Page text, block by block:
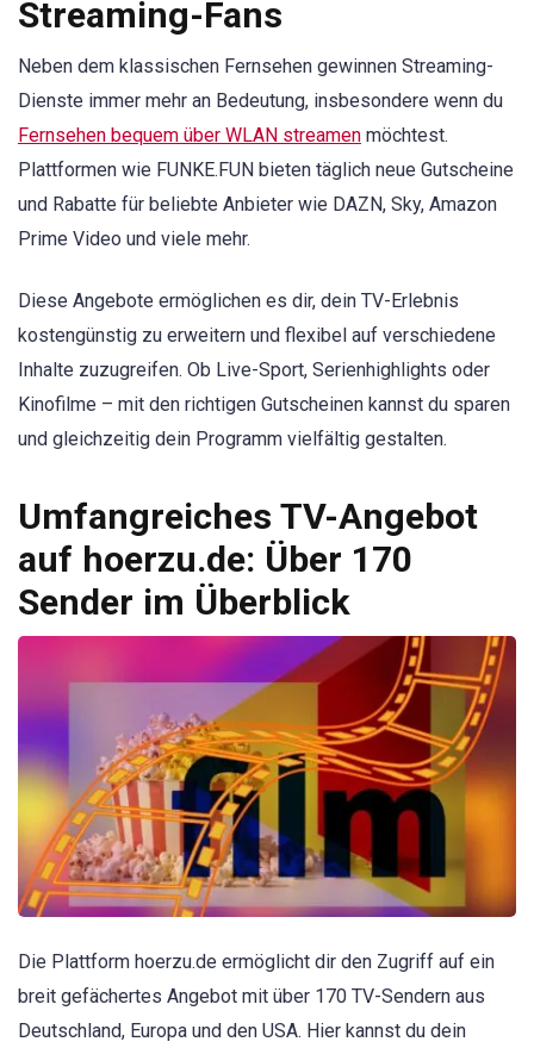
Streaming-Fans
Neben dem klassischen Fernsehen gewinnen Streaming-
Dienste immer mehr an Bedeutung, insbesondere wenn du
Fernsehen bequem über WLAN streamen möchtest.
Plattformen wie FUNKE.FUN bieten täglich neue Gutscheine
und Rabatte für beliebte Anbieter wie DAZN, Sky, Amazon
Prime Video und viele mehr.
Diese Angebote ermöglichen es dir, dein TV-Erlebnis
kostengünstig zu erweitern und flexibel auf verschiedene
Inhalte zuzugreifen. Ob Live-Sport, Serienhighlights oder
Kinofilme – mit den richtigen Gutscheinen kannst du sparen
und gleichzeitig dein Programm vielfältig gestalten.
Umfangreiches TV-Angebot
auf hoerzu.de: Über 170
Sender im Überblick
Die Plattform hoerzu.de ermöglicht dir den Zugriff auf ein
breit gefächertes Angebot mit über 170 TV-Sendern aus
Deutschland, Europa und den USA. Hier kannst du dein